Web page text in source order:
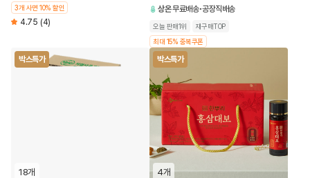
3개 사면 10% 할인
4.75 (4)
상온무료배송 공장직배송
오늘 판매1위
재구매TOP
최대 15% 중복쿠폰
박스특가
18개
박스특가
4개